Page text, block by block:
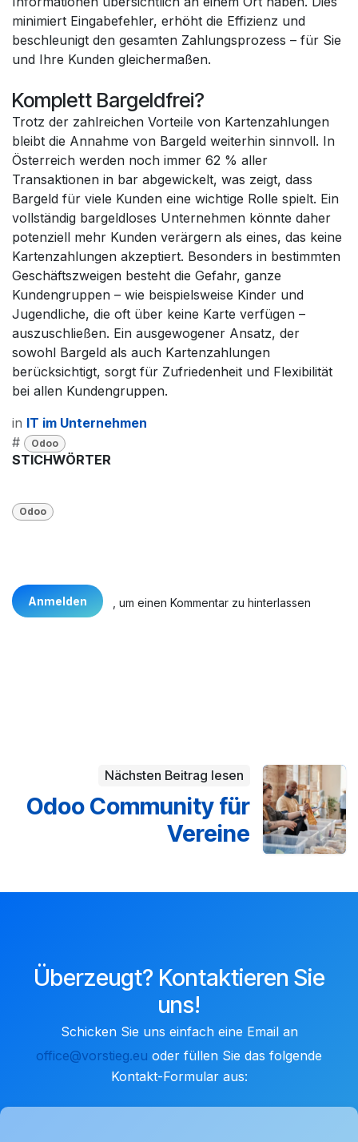
minimiert Eingabefehler, erhöht die Effizienz und
beschleunigt den gesamten Zahlungsprozess – für Sie
und Ihre Kunden gleichermaßen.
Komplett Bargeldfrei?
Trotz der zahlreichen Vorteile von Kartenzahlungen
bleibt die Annahme von Bargeld weiterhin sinnvoll. In
Österreich werden noch immer 62 % aller
Transaktionen in bar abgewickelt, was zeigt, dass
Bargeld für viele Kunden eine wichtige Rolle spielt. Ein
vollständig bargeldloses Unternehmen könnte daher
potenziell mehr Kunden verärgern als eines, das keine
Kartenzahlungen akzeptiert. Besonders in bestimmten
Geschäftszweigen besteht die Gefahr, ganze
Kundengruppen – wie beispielsweise Kinder und
Jugendliche, die oft über keine Karte verfügen –
auszuschließen. Ein ausgewogener Ansatz, der
sowohl Bargeld als auch Kartenzahlungen
berücksichtigt, sorgt für Zufriedenheit und Flexibilität
bei allen Kundengruppen.
in IT im Unternehmen
#
Odoo
STICHWÖRTER
Odoo
Anmelden , um einen Kommentar zu hinterlassen
Nächsten Beitrag lesen
Odoo Community für
Vereine
Überzeugt? Kontaktieren Sie
uns!
Schicken Sie uns einfach eine Email an
office@vorstieg.eu oder füllen Sie ​das folgende
Kontakt-Formular aus: